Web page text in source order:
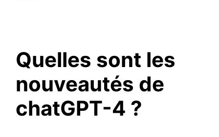
Quelles sont les
nouveautés de
chatGPT-4 ?